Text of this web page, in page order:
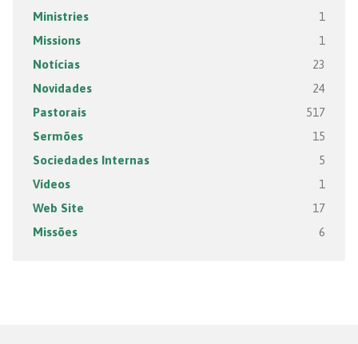
Ministries 1
Missions 1
Notícias 23
Novidades 24
Pastorais 517
Sermões 15
Sociedades Internas 5
Vídeos 1
Web Site 17
Missões 6